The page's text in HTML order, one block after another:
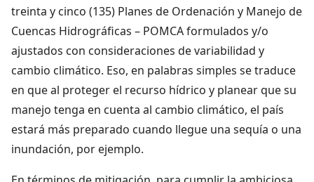
treinta y cinco (135) Planes de Ordenación y Manejo de
Cuencas Hidrográficas – POMCA formulados y/o
ajustados con consideraciones de variabilidad y
cambio climático. Eso, en palabras simples se traduce
en que al proteger el recurso hídrico y planear que su
manejo tenga en cuenta al cambio climático, el país
estará más preparado cuando llegue una sequía o una
inundación, por ejemplo.